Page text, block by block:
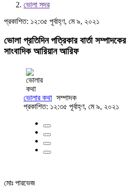
ভোলা সদর
প্রকাশিত: ১২:৩৫ পূর্বাহ্ণ, মে ৯, ২০২১
ভোলা প্রতিদিন পত্রিকার বার্তা
সাংবাদিক আরিয়ান আরিফ
ভোলার কথা সম্পাদক
প্রকাশিত: ১২:৩৫ পূর্বাহ্ণ, মে ৯, ২০২১
মোঃ পারভেজ